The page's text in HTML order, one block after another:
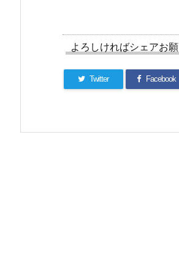
よろしければシェアお
Twitter Facebook